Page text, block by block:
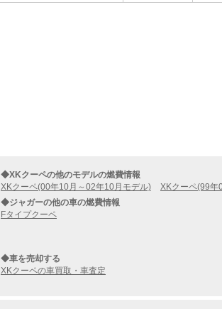
◆XKクーペの他のモデルの燃費情報
XKクーペ(00年10月～02年10月モデル)
XKクーペ(99年
◆ジャガーの他の車の燃費情報
Fタイプクーペ
◆車を売却する
XKクーペの車買取・車査定